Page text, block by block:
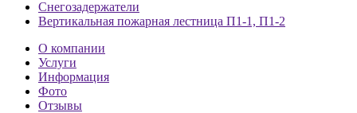
Снегозадержатели
Вертикальная пожарная лестница П1-1, П1-2
О компании
Услуги
Информация
Фото
Отзывы